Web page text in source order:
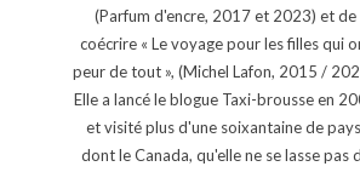
(Parfum d'encre, 2017 et 2023) et de
coécrire « Le voyage pour les filles qui
peur de tout », (Michel Lafon, 2015 /
Elle a lancé le blogue Taxi-brousse en
et visité plus d'une soixantaine de
dont le Canada, qu'elle ne se lasse pas